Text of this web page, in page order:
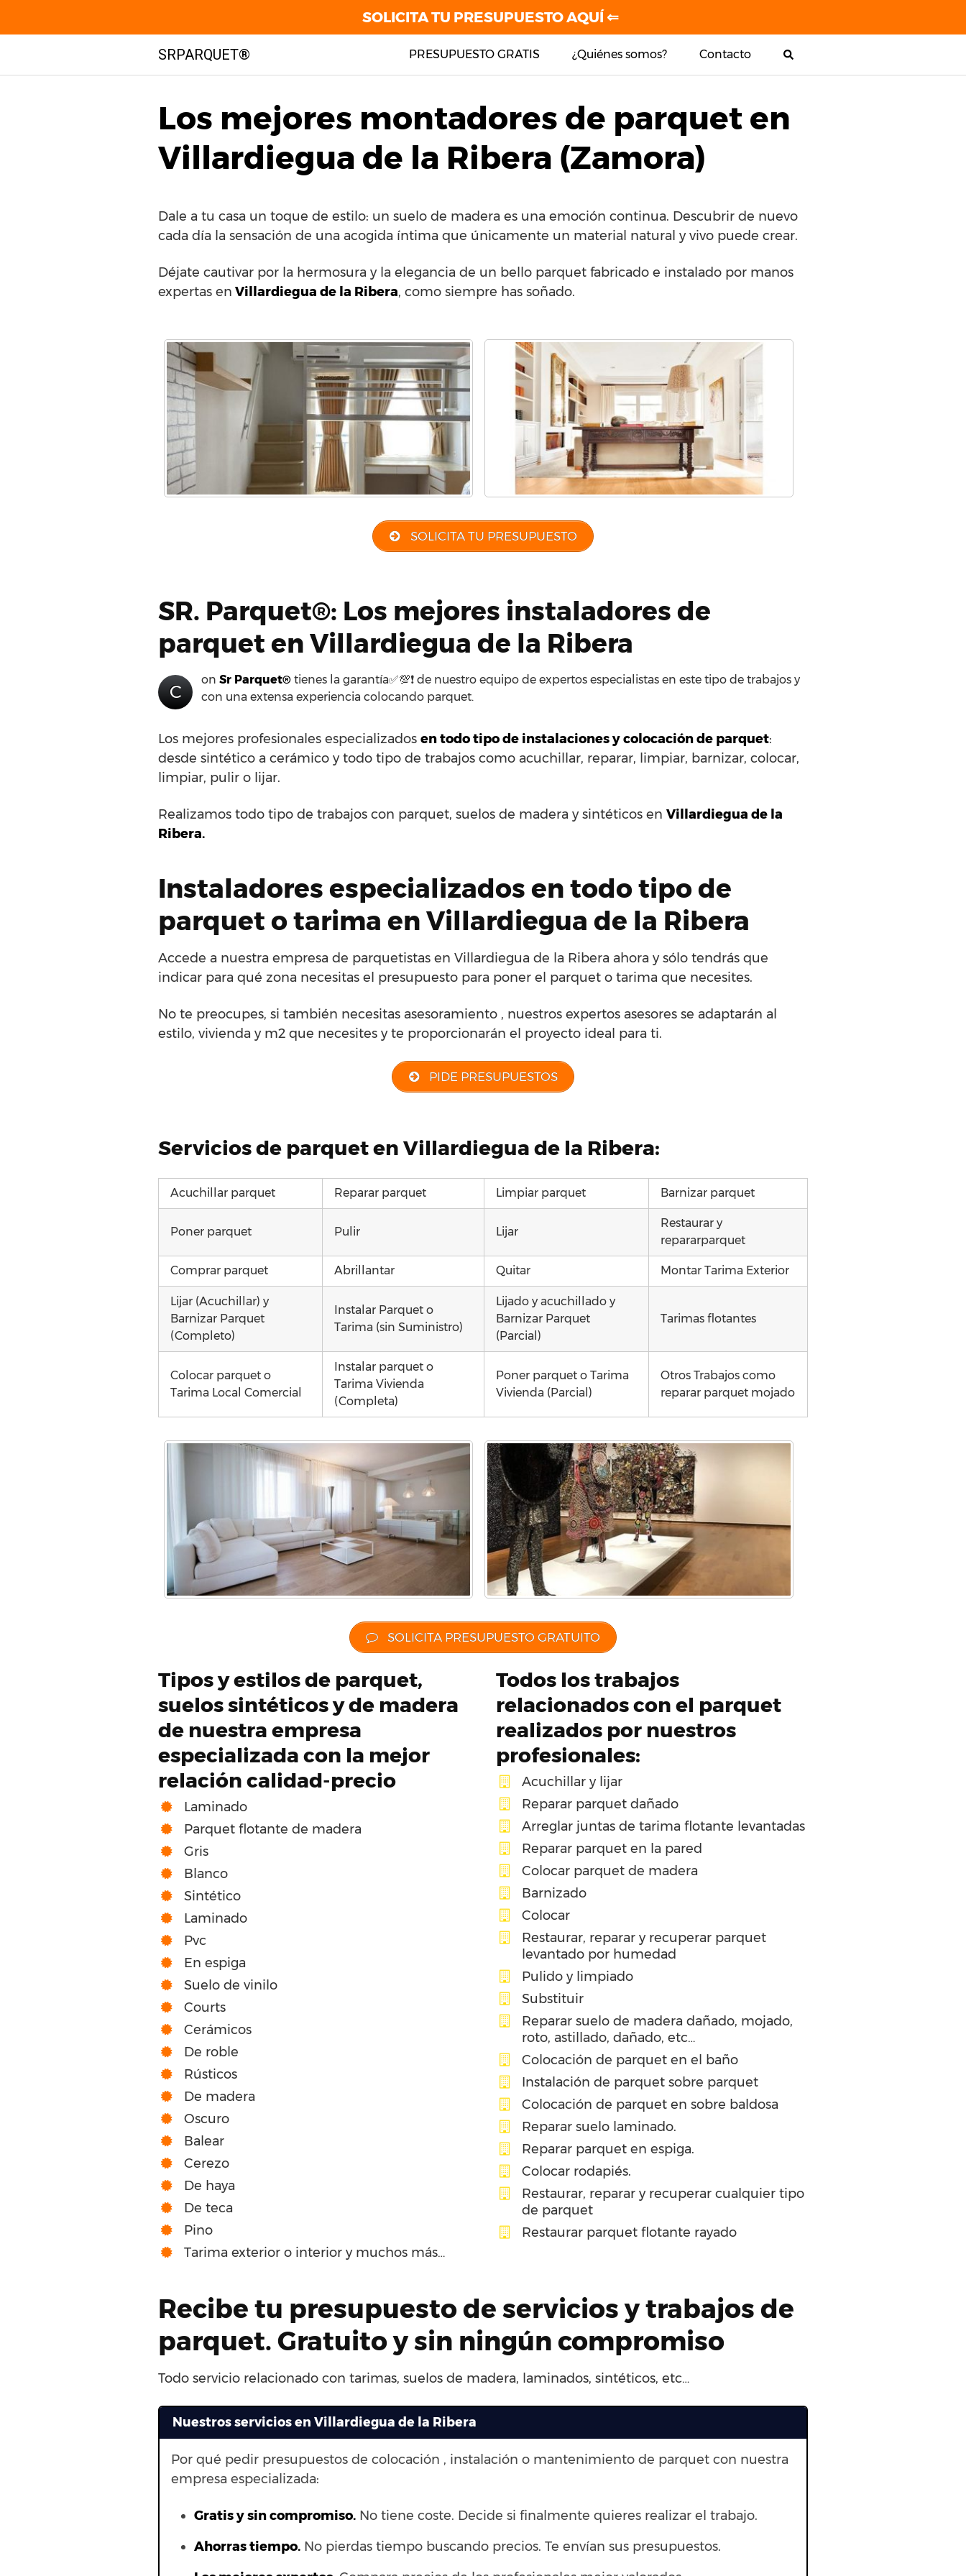
contenido
SRPARQUET® PRESUPUESTO GRATIS ¿Quiénes somos? Contacto
Los mejores montadores de parquet en
Villardiegua de la Ribera (Zamora)
Dale a tu casa un toque de estilo: un suelo de madera es una emoción continua. Descubrir de nuevo
cada día la sensación de una acogida íntima que únicamente un material natural y vivo puede crear.
Déjate cautivar por la hermosura y la elegancia de un bello parquet fabricado e instalado por manos
expertas en Villardiegua de la Ribera, como siempre has soñado.
SOLICITA TU PRESUPUESTO
SR. Parquet®: Los mejores instaladores de
parquet en Villardiegua de la Ribera
C
on Sr Parquet® tienes la garantía✅💯❗ de nuestro equipo de expertos especialistas en este tipo de trabajos y
con una extensa experiencia colocando parquet.
Los mejores profesionales especializados en todo tipo de instalaciones y colocación de parquet:
desde sintético a cerámico y todo tipo de trabajos como acuchillar, reparar, limpiar, barnizar, colocar,
limpiar, pulir o lijar.
Realizamos todo tipo de trabajos con parquet, suelos de madera y sintéticos en Villardiegua de la
Ribera.
Instaladores especializados en todo tipo de
parquet o tarima en Villardiegua de la Ribera
Accede a nuestra empresa de parquetistas en Villardiegua de la Ribera ahora y sólo tendrás que
indicar para qué zona necesitas el presupuesto para poner el parquet o tarima que necesites.
No te preocupes, si también necesitas asesoramiento , nuestros expertos asesores se adaptarán al
estilo, vivienda y m2 que necesites y te proporcionarán el proyecto ideal para ti.
PIDE PRESUPUESTOS
Servicios de parquet en Villardiegua de la Ribera:
Acuchillar parquet Reparar parquet Limpiar parquet Barnizar parquet
Poner parquet Pulir Lijar
Restaurar y
repararparquet
Comprar parquet Abrillantar Quitar Montar Tarima Exterior
Lijar (Acuchillar) y
Barnizar Parquet
(Completo)
Instalar Parquet o
Tarima (sin Suministro)
Lijado y acuchillado y
Barnizar Parquet
(Parcial)
Tarimas flotantes
Colocar parquet o
Tarima Local Comercial
Instalar parquet o
Tarima Vivienda
(Completa)
Poner parquet o Tarima
Vivienda (Parcial)
Otros Trabajos como
reparar parquet mojado
SOLICITA PRESUPUESTO GRATUITO
Tipos y estilos de parquet,
suelos sintéticos y de madera
de nuestra empresa
especializada con la mejor
relación calidad-precio
Laminado
Parquet flotante de madera
Gris
Blanco
Sintético
Laminado
Pvc
En espiga
Suelo de vinilo
Courts
Cerámicos
De roble
Rústicos
De madera
Oscuro
Balear
Cerezo
De haya
De teca
Pino
Tarima exterior o interior y muchos más…
Todos los trabajos
relacionados con el parquet
realizados por nuestros
profesionales:
Acuchillar y lijar
Reparar parquet dañado
Arreglar juntas de tarima flotante levantadas
Reparar parquet en la pared
Colocar parquet de madera
Barnizado
Colocar
Restaurar, reparar y recuperar parquet
levantado por humedad
Pulido y limpiado
Substituir
Reparar suelo de madera dañado, mojado,
roto, astillado, dañado, etc…
Colocación de parquet en el baño
Instalación de parquet sobre parquet
Colocación de parquet en sobre baldosa
Reparar suelo laminado.
Reparar parquet en espiga.
Colocar rodapiés.
Restaurar, reparar y recuperar cualquier tipo
de parquet
Restaurar parquet flotante rayado
Recibe tu presupuesto de servicios y trabajos de
parquet. Gratuito y sin ningún compromiso
Todo servicio relacionado con tarimas, suelos de madera, laminados, sintéticos, etc…
Nuestros servicios en Villardiegua de la Ribera
Por qué pedir presupuestos de colocación , instalación o mantenimiento de parquet con nuestra
empresa especializada:
Gratis y sin compromiso. No tiene coste. Decide si finalmente quieres realizar el trabajo.
Ahorras tiempo. No pierdas tiempo buscando precios. Te envían sus presupuestos.
SOLICITA TU PRESUPUESTO AQUÍ ⇐